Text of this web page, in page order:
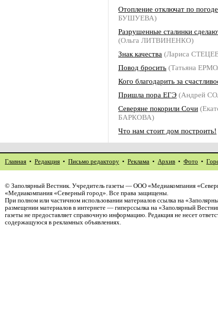
Отопление отключат по погоде
БУШУЕВА)
Разрушенные сталинки
(Ольга ЛИТВИНЕНКО)
Знак качества (Лариса
Повод бросить (Татьяна
Кого благодарить за
Пришла пора ЕГЭ (Андрей
Северяне покорили Сочи
БАРКОВА)
Что нам стоит дом построить!
Главная • Редакция • Письмо редактору • Реклама • Архив • Фото •
© Заполярный Вестник. Учредитель газеты — ООО «Медиакомпания
«Медиакомпания «Северный город». Все права защищены.
При полном или частичном использовании материалов ссылка на
размещении материалов в интернете — гиперссылка на «Заполярный
газеты не предоставляет справочную информацию. Редакция не несет
содержащуюся в рекламных объявлениях.